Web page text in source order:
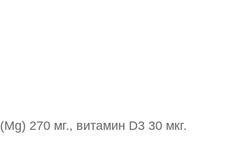
270 мг., витамин D3 30 мкг.